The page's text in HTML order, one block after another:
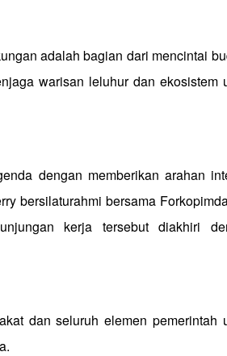
adalah bagian dari mencintai
warisan leluhur dan ekosistem
dengan memberikan arahan
bersilaturahmi bersama
kerja tersebut diakhiri
dan seluruh elemen pemerintah